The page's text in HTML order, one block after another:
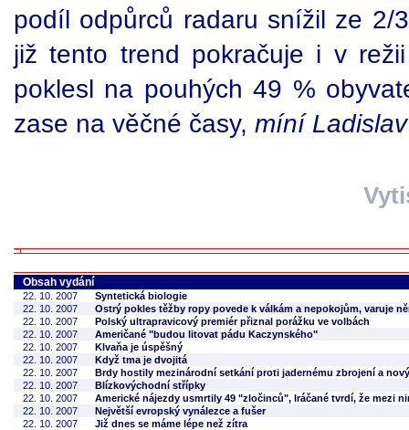
podíl odpůrců radaru snížil ze
již tento trend pokračuje i v
poklesl na pouhých 49 %
zase na věčné časy, míní
Obsah vydání
22. 10. 2007
Syntetická biologie
22. 10. 2007
Ostrý pokles těžby ropy povede k válkám a nepokojům, varuje
22. 10. 2007
Polský ultrapravicový premiér přiznal porážku ve volbách
22. 10. 2007
Američané "budou litovat pádu Kaczynského"
22. 10. 2007
Klvaňa je úspěšný
22. 10. 2007
Když tma je dvojitá
22. 10. 2007
Brdy hostily mezinárodní setkání proti jadernému zbrojení a
22. 10. 2007
Blízkovýchodní střípky
22. 10. 2007
Americké nájezdy usmrtily 49 "zločinců", Iráčané tvrdí, že mezi
22. 10. 2007
Největší evropský vynálezce a fušer
22. 10. 2007
Již dnes se máme lépe než zítra